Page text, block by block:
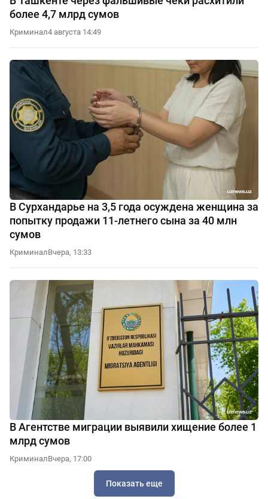
более 4,7 млрд сумов
Криминал4 августа 14:49
В Сурхандарье на 3,5 года осуждена женщина за
попытку продажи 11-летнего сына за 40 млн
сумов
КриминалВчера, 13:33
В Агентстве миграции выявили хищение более 1
млрд сумов
КриминалВчера, 17:00
Показать еще